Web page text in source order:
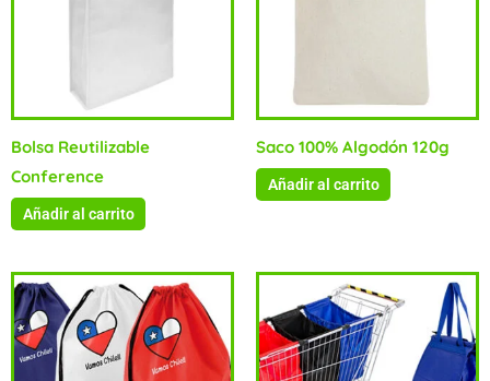
Bolsa Reutilizable
Conference
Añadir al carrito
Saco 100% Algodón 120g
Añadir al carrito